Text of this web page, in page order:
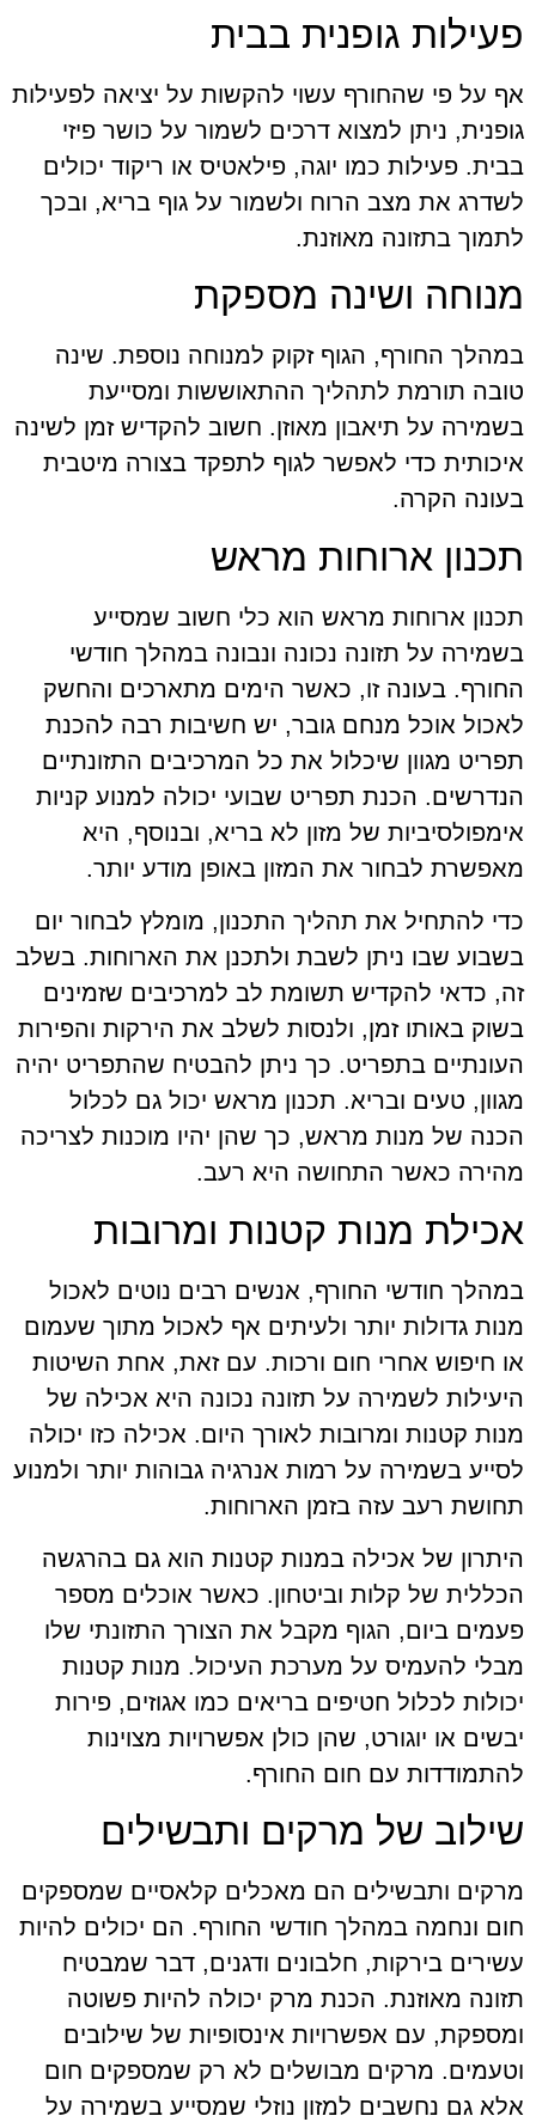
פעילות גופנית בבית
אף על פי שהחורף עשוי להקשות על יציאה לפעילות
גופנית, ניתן למצוא דרכים לשמור על כושר פיזי
בבית. פעילות כמו יוגה, פילאטיס או ריקוד יכולים
לשדרג את מצב הרוח ולשמור על גוף בריא, ובכך
לתמוך בתזונה מאוזנת.
מנוחה ושינה מספקת
במהלך החורף, הגוף זקוק למנוחה נוספת. שינה
טובה תורמת לתהליך ההתאוששות ומסייעת
בשמירה על תיאבון מאוזן. חשוב להקדיש זמן לשינה
איכותית כדי לאפשר לגוף לתפקד בצורה מיטבית
בעונה הקרה.
תכנון ארוחות מראש
תכנון ארוחות מראש הוא כלי חשוב שמסייע
בשמירה על תזונה נכונה ונבונה במהלך חודשי
החורף. בעונה זו, כאשר הימים מתארכים והחשק
לאכול אוכל מנחם גובר, יש חשיבות רבה להכנת
תפריט מגוון שיכלול את כל המרכיבים התזונתיים
הנדרשים. הכנת תפריט שבועי יכולה למנוע קניות
אימפולסיביות של מזון לא בריא, ובנוסף, היא
מאפשרת לבחור את המזון באופן מודע יותר.
כדי להתחיל את תהליך התכנון, מומלץ לבחור יום
בשבוע שבו ניתן לשבת ולתכנן את הארוחות. בשלב
זה, כדאי להקדיש תשומת לב למרכיבים שזמינים
בשוק באותו זמן, ולנסות לשלב את הירקות והפירות
העונתיים בתפריט. כך ניתן להבטיח שהתפריט יהיה
מגוון, טעים ובריא. תכנון מראש יכול גם לכלול
הכנה של מנות מראש, כך שהן יהיו מוכנות לצריכה
מהירה כאשר התחושה היא רעב.
אכילת מנות קטנות ומרובות
במהלך חודשי החורף, אנשים רבים נוטים לאכול
מנות גדולות יותר ולעיתים אף לאכול מתוך שעמום
או חיפוש אחרי חום ורכות. עם זאת, אחת השיטות
היעילות לשמירה על תזונה נכונה היא אכילה של
מנות קטנות ומרובות לאורך היום. אכילה כזו יכולה
לסייע בשמירה על רמות אנרגיה גבוהות יותר ולמנוע
תחושת רעב עזה בזמן הארוחות.
היתרון של אכילה במנות קטנות הוא גם בהרגשה
הכללית של קלות וביטחון. כאשר אוכלים מספר
פעמים ביום, הגוף מקבל את הצורך התזונתי שלו
מבלי להעמיס על מערכת העיכול. מנות קטנות
יכולות לכלול חטיפים בריאים כמו אגוזים, פירות
יבשים או יוגורט, שהן כולן אפשרויות מצוינות
להתמודדות עם חום החורף.
שילוב של מרקים ותבשילים
מרקים ותבשילים הם מאכלים קלאסיים שמספקים
חום ונחמה במהלך חודשי החורף. הם יכולים להיות
עשירים בירקות, חלבונים ודגנים, דבר שמבטיח
תזונה מאוזנת. הכנת מרק יכולה להיות פשוטה
ומספקת, עם אפשרויות אינסופיות של שילובים
וטעמים. מרקים מבושלים לא רק שמספקים חום
אלא גם נחשבים למזון נוזלי שמסייע בשמירה על